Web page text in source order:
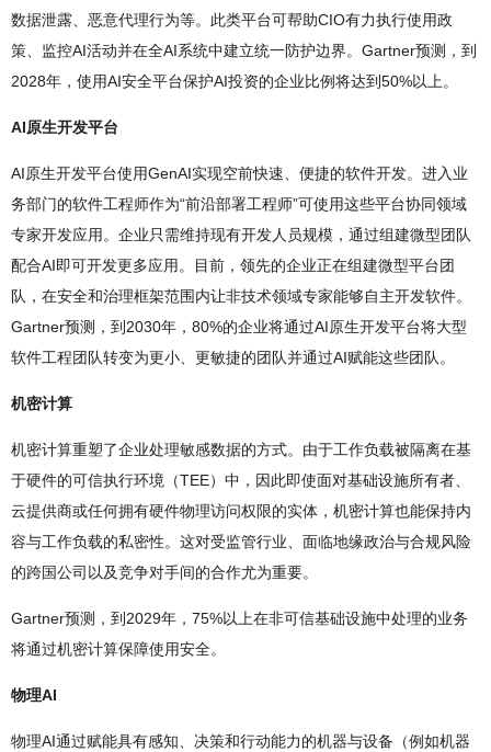
数据泄露、恶意代理行为等。此类平台可帮助CIO有力执行使用政
策、监控AI活动并在全AI系统中建立统一防护边界。Gartner预测，到
2028年，使用AI安全平台保护AI投资的企业比例将达到50%以上。
AI原生开发平台
AI原生开发平台使用GenAI实现空前快速、便捷的软件开发。进入业
务部门的软件工程师作为“前沿部署工程师”可使用这些平台协同领域
专家开发应用。企业只需维持现有开发人员规模，通过组建微型团队
配合AI即可开发更多应用。目前，领先的企业正在组建微型平台团
队，在安全和治理框架范围内让非技术领域专家能够自主开发软件。
Gartner预测，到2030年，80%的企业将通过AI原生开发平台将大型
软件工程团队转变为更小、更敏捷的团队并通过AI赋能这些团队。
机密计算
机密计算重塑了企业处理敏感数据的方式。由于工作负载被隔离在基
于硬件的可信执行环境（TEE）中，因此即使面对基础设施所有者、
云提供商或任何拥有硬件物理访问权限的实体，机密计算也能保持内
容与工作负载的私密性。这对受监管行业、面临地缘政治与合规风险
的跨国公司以及竞争对手间的合作尤为重要。
Gartner预测，到2029年，75%以上在非可信基础设施中处理的业务
将通过机密计算保障使用安全。
物理AI
物理AI通过赋能具有感知、决策和行动能力的机器与设备（例如机器